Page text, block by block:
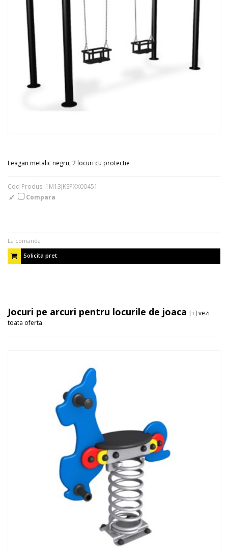
Leagan metalic negru, 2 locuri cu protectie
Cod Produs: 1M13JKSPXX00451
Compara
La comanda
Solicita pret
Jocuri pe arcuri pentru locurile de joaca [+] vezi
toata oferta